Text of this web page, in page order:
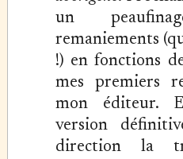
un
remaniements
!) en fonctions
mes premiers
mon éditeur.
version
direction la